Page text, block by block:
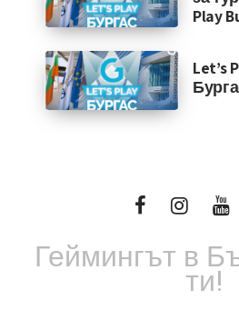
Play
Let’s
Геймингът в
ти!